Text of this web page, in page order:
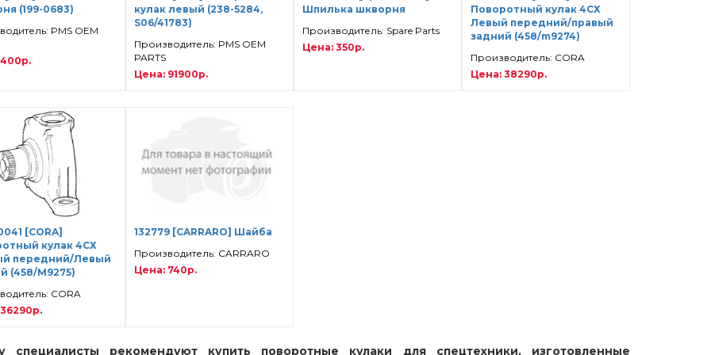
(199-0683)
PMS OEM
кулак левый (238-5284,
S06/41783)
Производитель: PMS OEM
PARTS
Цена: 91900р.
Шпилька шкворня
Производитель: Spare Parts
Цена: 350р.
Поворотный кулак 4СХ
Левый передний/правый
задний (458/m9274)
Производитель: CORA
Цена: 38290р.
[CORA]
кулак 4СХ
передний/Левый
(458/M9275)
CORA
132779 [CARRARO] Шайба
Производитель: CARRARO
Цена: 740р.
специалисты рекомендуют купить поворотные кулаки для спецтехники, изготовленные